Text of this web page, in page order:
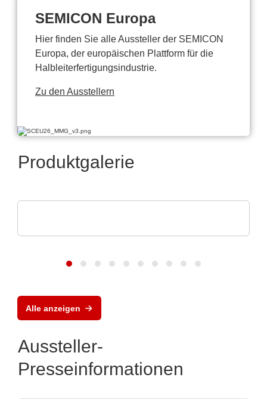
SEMICON Europa
Hier finden Sie alle Aussteller der SEMICON
Europa, der europäischen Plattform für die
Halbleiterfertigungsindustrie.
Zu den Ausstellern
Produktgalerie
Alle anzeigen
Aussteller-
Presseinformationen